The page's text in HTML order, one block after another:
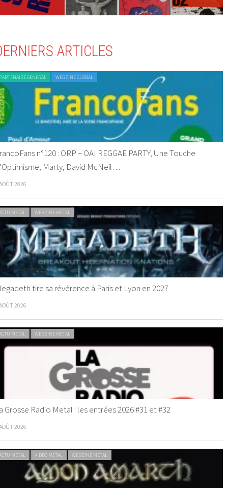
ARTICLES
GENERAL WEBZINE GLOBAL
n°120 : ORP – OAI REGGAE PARTY, Une Touche
Marty, David McNeil…
2026
METAL WEBZINE METAL
tire sa révérence à Paris et Lyon en 2027
2026
METAL WEBZINE METAL
Grosse Radio Metal : les entrées 2026 #31 et #32
2026
METAL VIDEO METAL WEBZINE METAL